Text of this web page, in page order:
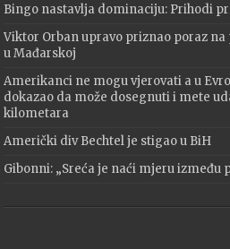
Bingo nastavlja dominaciju: Prihodi
Viktor Orban upravo priznao poraz
u Mađarskoj
Amerikanci ne mogu vjerovati a u
dokazao da može dosegnuti i mete
kilometara
Američki div Bechtel je stigao u BiH
Gibonni: „Sreća je naći mjeru između